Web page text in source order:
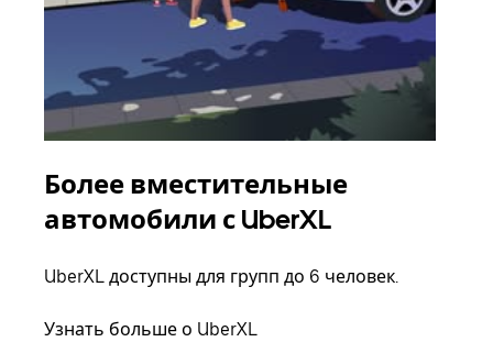
Более вместительные
автомобили с UberXL
UberXL доступны для групп до 6 человек.
Узнать больше о UberXL